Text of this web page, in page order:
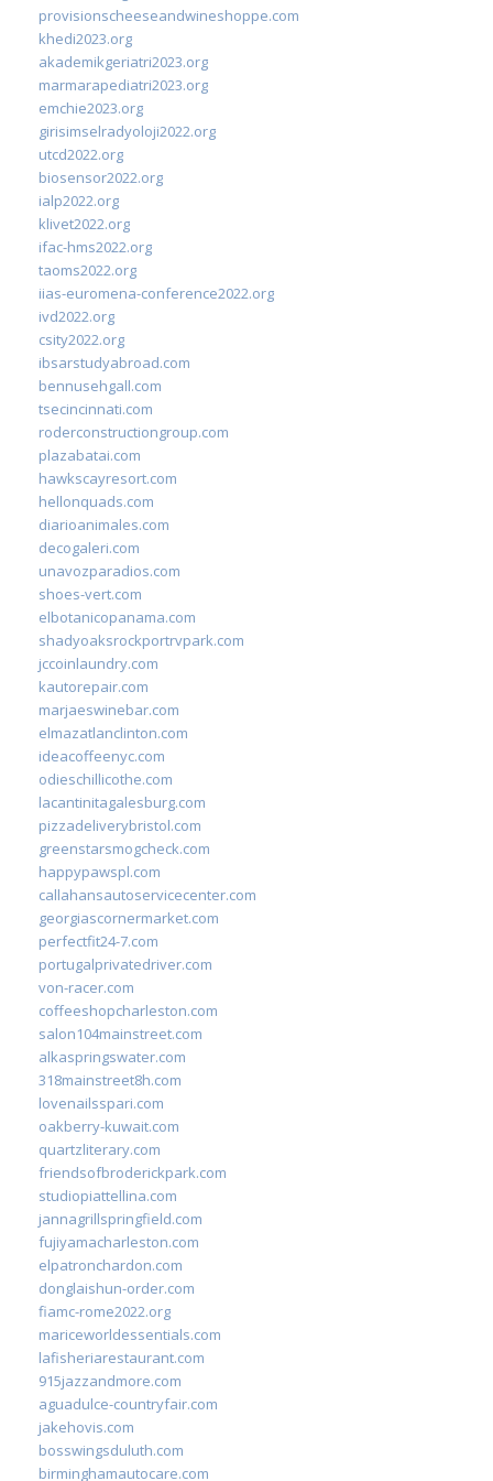
provisionscheeseandwineshoppe.com
khedi2023.org
akademikgeriatri2023.org
marmarapediatri2023.org
emchie2023.org
girisimselradyoloji2022.org
utcd2022.org
biosensor2022.org
ialp2022.org
klivet2022.org
ifac-hms2022.org
taoms2022.org
iias-euromena-conference2022.org
ivd2022.org
csity2022.org
ibsarstudyabroad.com
bennusehgall.com
tsecincinnati.com
roderconstructiongroup.com
plazabatai.com
hawkscayresort.com
hellonquads.com
diarioanimales.com
decogaleri.com
unavozparadios.com
shoes-vert.com
elbotanicopanama.com
shadyoaksrockportrvpark.com
jccoinlaundry.com
kautorepair.com
marjaeswinebar.com
elmazatlanclinton.com
ideacoffeenyc.com
odieschillicothe.com
lacantinitagalesburg.com
pizzadeliverybristol.com
greenstarsmogcheck.com
happypawspl.com
callahansautoservicecenter.com
georgiascornermarket.com
perfectfit24-7.com
portugalprivatedriver.com
von-racer.com
coffeeshopcharleston.com
salon104mainstreet.com
alkaspringswater.com
318mainstreet8h.com
lovenailsspari.com
oakberry-kuwait.com
quartzliterary.com
friendsofbroderickpark.com
studiopiattellina.com
jannagrillspringfield.com
fujiyamacharleston.com
elpatronchardon.com
donglaishun-order.com
fiamc-rome2022.org
mariceworldessentials.com
lafisheriarestaurant.com
915jazzandmore.com
aguadulce-countryfair.com
jakehovis.com
bosswingsduluth.com
birminghamautocare.com